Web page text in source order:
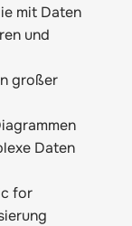
mit Daten
und
großer
Daten
for